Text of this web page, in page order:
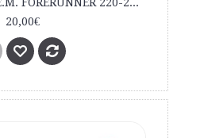
20,00€